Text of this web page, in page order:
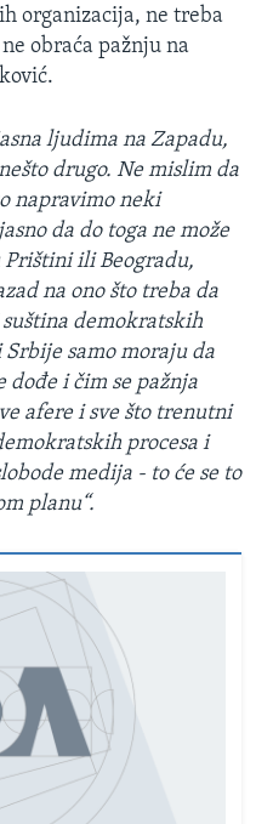
organizacija, ne treba
obraća pažnju na
ljudima na Zapadu,
drugo. Ne mislim da
napravimo neki
da do toga ne može
ili Beogradu,
na ono što treba da
demokratskih
samo moraju da
dođe i čim se pažnja
afere i sve što trenutni
procesa i
medija - to će se to
planu“.